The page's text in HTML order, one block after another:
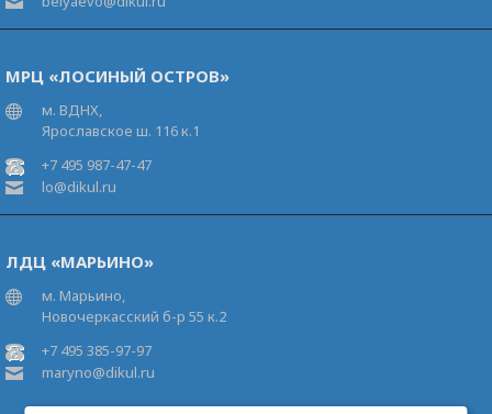
МРЦ «ЛОСИНЫЙ ОСТРОВ»
м. ВДНХ,
Ярославское ш. 116 к.1
+7 495 987-47-47
lo@dikul.ru
ЛДЦ «МАРЬИНО»
м. Марьино,
Новочеркасский б-р 55 к.2
+7 495 385-97-97
maryno@dikul.ru